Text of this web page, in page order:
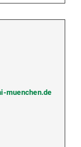
muenchen.de